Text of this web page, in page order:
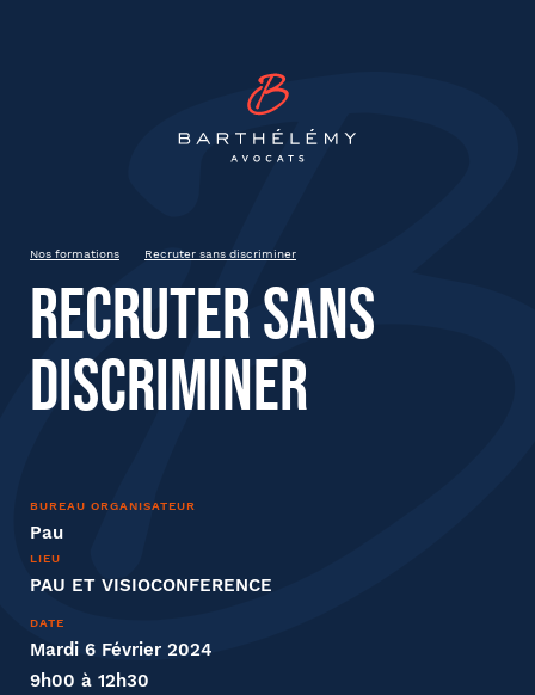
Nos formations Recruter sans discriminer
Recruter sans
discriminer
BUREAU ORGANISATEUR
Pau
LIEU
PAU ET VISIOCONFERENCE
DATE
Mardi 6 Février 2024
9h00 à 12h30
Recruter sans discriminer
État civil
Prénom
Distanciel ou présentiel